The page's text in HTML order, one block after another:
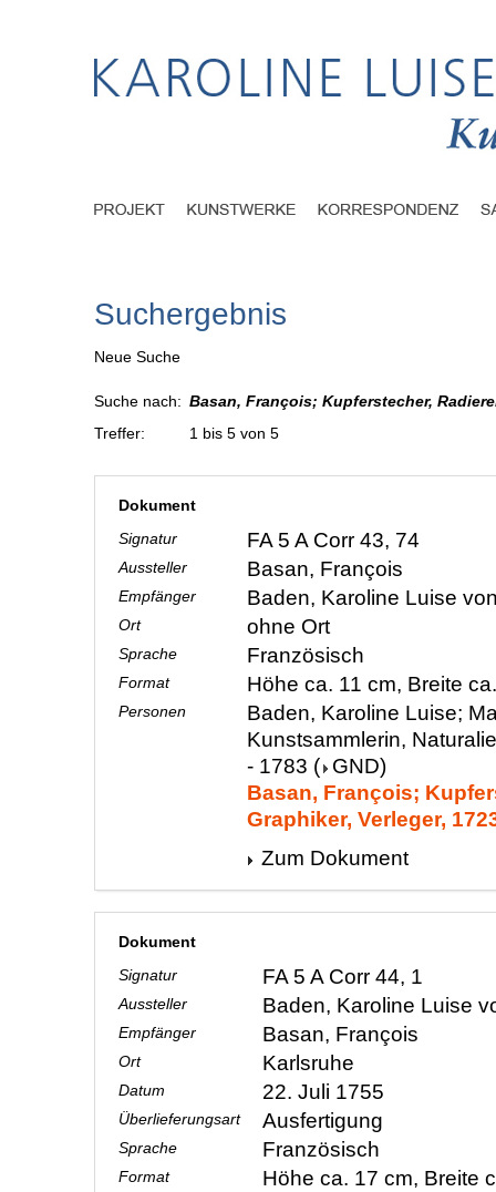
Suchergebnis
Neue Suche
Suche nach: Basan, François; Kupferstecher,
Treffer:
1 bis 5 von 5
Dokument
Signatur
FA 5 A Corr 43, 74
Aussteller Basan, François
Empfänger Baden, Karoline Luise
Ort ohne Ort
Sprache Französisch
Format Höhe ca. 11 cm, Breite
Personen
Baden, Karoline Luise;
Kunstsammlerin,
- 1783 ( GND)
Basan, François;
Graphiker, Verleger,
Zum Dokument
Dokument
Signatur
FA 5 A Corr 44, 1
Aussteller Baden, Karoline Luise
Empfänger Basan, François
Ort Karlsruhe
Datum 22. Juli 1755
Überlieferungsart Ausfertigung
Sprache Französisch
Format Höhe ca. 17 cm, Breite